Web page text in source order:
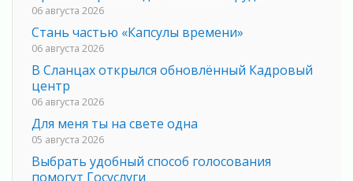
06 августа 2026
Стань частью «Капсулы времени»
06 августа 2026
В Сланцах открылся обновлённый Кадровый
центр
06 августа 2026
Для меня ты на свете одна
05 августа 2026
Выбрать удобный способ голосования
помогут Госуслуги